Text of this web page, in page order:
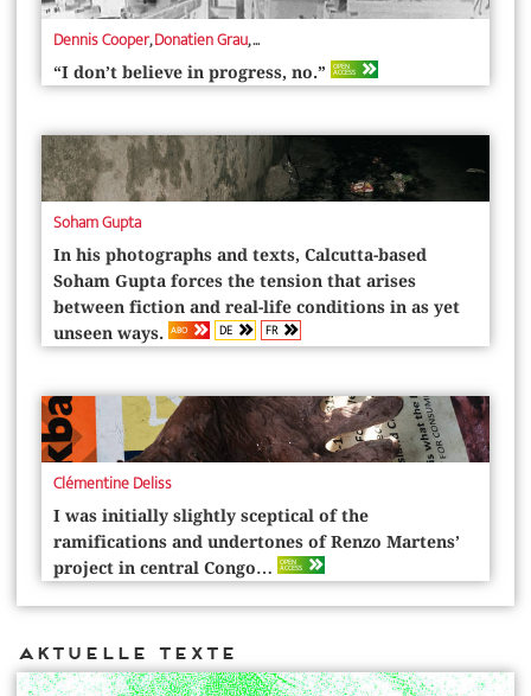
Dennis Cooper,Donatien Grau, ...
“I don’t believe in progress, no.” OPEN
ACCESS
Soham Gupta
In his photographs and texts, ­Calcutta-based
Soham Gupta forces the tension that arises
between fiction and real-life conditions in as yet
unseen ways. ABO DE FR
Clémentine Deliss
I was initially slightly sceptical of the
ramifications and undertones of Renzo Martens’
project in central Congo…
OPEN
ACCESS
Aktuelle Texte